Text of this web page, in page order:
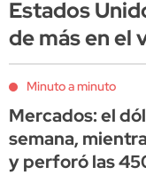
Estados
de más en el
Minuto a minuto
Mercados: el
semana,
y perforó las